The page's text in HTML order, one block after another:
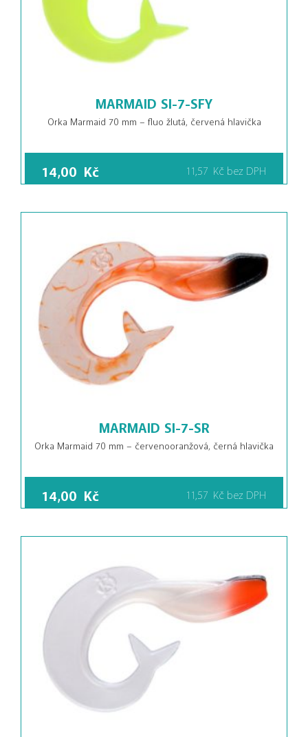
MARMAID SI-7-SFY
Orka Marmaid 70 mm – fluo žlutá, červená hlavička
14,00 Kč 11,57 Kč bez DPH
MARMAID SI-7-SR
Orka Marmaid 70 mm – červenooranžová, černá hlavička
14,00 Kč 11,57 Kč bez DPH